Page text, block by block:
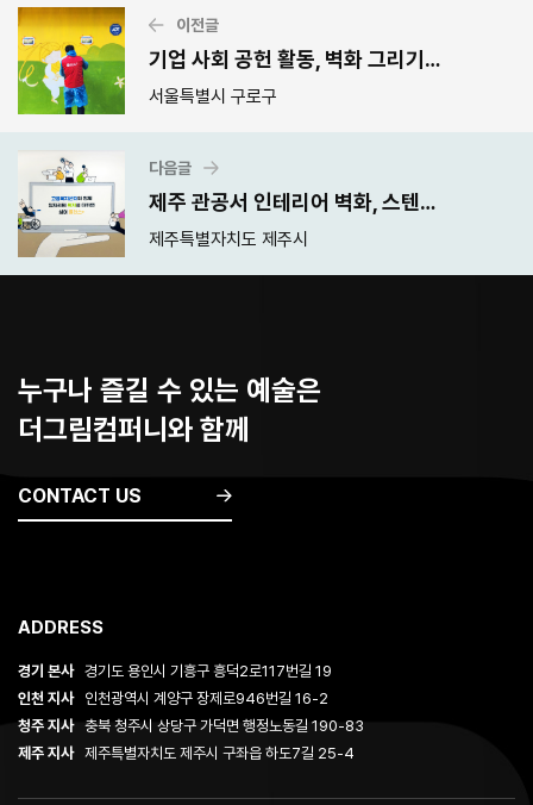
이전글
기업 사회 공헌 활동, 벽화 그리기 봉사 사례_LG유플러스
서울특별시 구로구
다음글
제주 관공서 인테리어 벽화, 스텐실 벽화 제작
제주특별자치도 제주시
누구나 즐길 수 있는 예술은
더그림컴퍼니와 함께
CONTACT US
ADDRESS
경기 본사 경기도 용인시 기흥구 흥덕2로117번길 19
인천 지사
인천광역시 계양구 장제로946번길 16-2
청주 지사 충북 청주시 상당구 가덕면 행정노동길 190-83
제주 지사 제주특별자치도 제주시 구좌읍 하도7길 25-4